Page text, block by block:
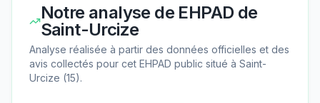
Notre analyse de EHPAD de
Saint-Urcize
Analyse réalisée à partir des données officielles et des
avis collectés pour cet EHPAD public situé à Saint-
Urcize (15).